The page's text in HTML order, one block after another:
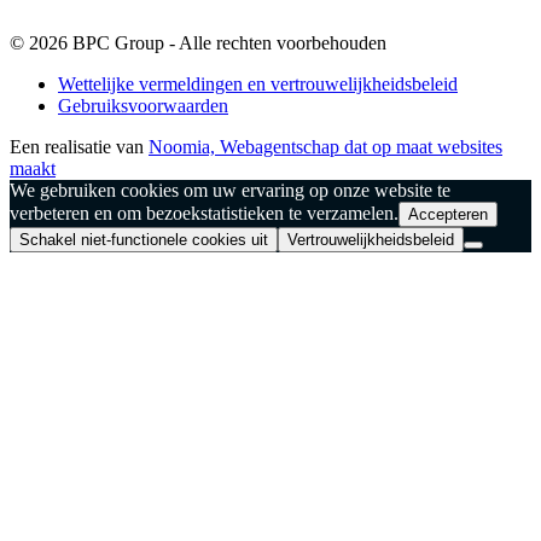
© 2026 BPC Group - Alle rechten voorbehouden
Wettelijke vermeldingen en vertrouwelijkheidsbeleid
Gebruiksvoorwaarden
Een realisatie van Noomia, Webagentschap dat op maat websites
maakt
We gebruiken cookies om uw ervaring op onze website te
verbeteren en om bezoekstatistieken te verzamelen. Accepteren
Schakel niet-functionele cookies uit
Vertrouwelijkheidsbeleid